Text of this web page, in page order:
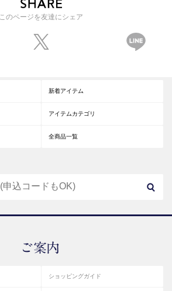
このページを友達にシェア
新着アイテム
アイテムカテゴリ
全商品一覧
ショッピングガイド